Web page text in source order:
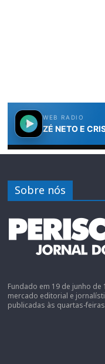
Sobre nós
Fundado em 19 de junho
mercado editorial e
publicadas às quartas-